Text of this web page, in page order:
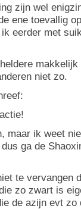
zijn wel
ene toevallig
eerder met
niet zo.
maar ik weet
ga de
te vervangen
zo zwart is
de azijn evt zo